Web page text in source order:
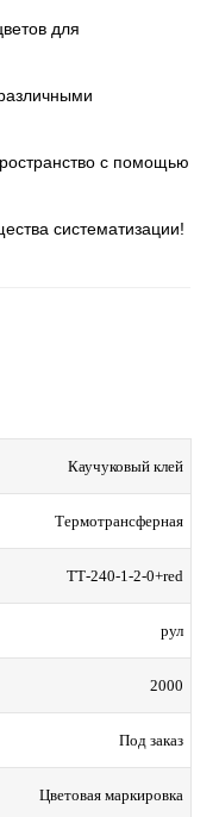
для
с помощью
систематизации!
Каучуковый клей
Термотрансферная
TТ-240-1-2-0+red
рул
2000
Под заказ
Цветовая маркировка